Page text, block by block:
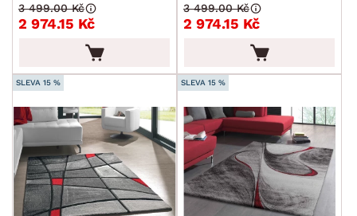
2 974.15 Kč
3 499.00 Kč
2 974.15 Kč
3 499.00 Kč
SLEVA 15 % SLEVA 15 %